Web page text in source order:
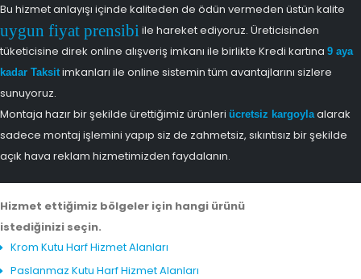
Bu hizmet anlayışı içinde kaliteden de ödün vermeden üstün kalite
uygun fiyat prensibi ile hareket ediyoruz. Üreticisinden
tüketicisine direk online alışveriş imkanı ile birlikte Kredi kartına 9 aya
kadar Taksitimkanları ile online sistemin tüm avantajlarını sizlere
sunuyoruz.
Montaja hazır bir şekilde ürettiğimiz ürünleri ücretsiz kargoylaalarak
sadece montaj işlemini yapıp siz de zahmetsiz, sıkıntısız bir şekilde
açık hava reklam hizmetimizden faydalanın.
Hizmet ettiğimiz bölgeler için hangi ürünü
istediğinizi seçin.
Krom Kutu Harf Hizmet Alanları
Paslanmaz Kutu Harf Hizmet Alanları